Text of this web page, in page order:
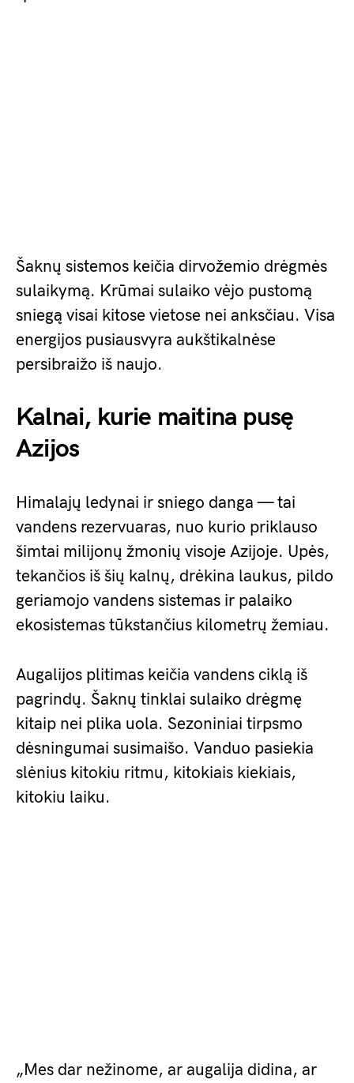
Šaknų sistemos keičia dirvožemio drėgmės
sulaikymą. Krūmai sulaiko vėjo pustomą
sniegą visai kitose vietose nei anksčiau. Visa
energijos pusiausvyra aukštikalnėse
persibraižo iš naujo.
Kalnai, kurie maitina pusę
Azijos
Himalajų ledynai ir sniego danga — tai
vandens rezervuaras, nuo kurio priklauso
šimtai milijonų žmonių visoje Azijoje. Upės,
tekančios iš šių kalnų, drėkina laukus, pildo
geriamojo vandens sistemas ir palaiko
ekosistemas tūkstančius kilometrų žemiau.
Augalijos plitimas keičia vandens ciklą iš
pagrindų. Šaknų tinklai sulaiko drėgmę
kitaip nei plika uola. Sezoniniai tirpsmo
dėsningumai susimaišo. Vanduo pasiekia
slėnius kitokiu ritmu, kitokiais kiekiais,
kitokiu laiku.
„Mes dar nežinome, ar augalija didina, ar